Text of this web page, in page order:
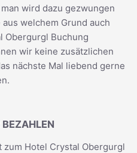
wird dazu gezwungen
welchem Grund auch
Obergurgl Buchung
wir keine zusätzlichen
nächste Mal liebend gerne
Hotel Crystal Obergurgl